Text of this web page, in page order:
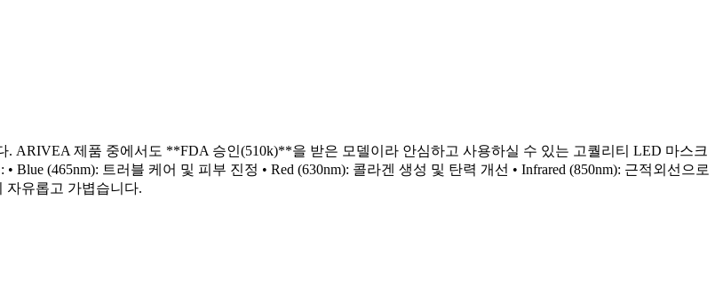
ARIVEA 제품 중에서도 **FDA 승인(510k)**을 받은 모델이라 안심하고 사용하실 수 있는 고퀄리티 LED 마스크
Blue (465nm): 트러블 케어 및 피부 진정 • Red (630nm): 콜라겐 생성 및 탄력 개선 • Infrared (850nm): 근적외선으로
자유롭고 가볍습니다.